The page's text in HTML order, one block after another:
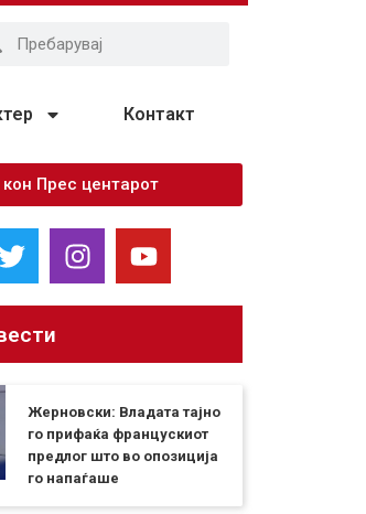
Контакт
Прес центарот
Жерновски: Владата тајно
го прифаќа францускиот
предлог што во опозиција
го напаѓаше